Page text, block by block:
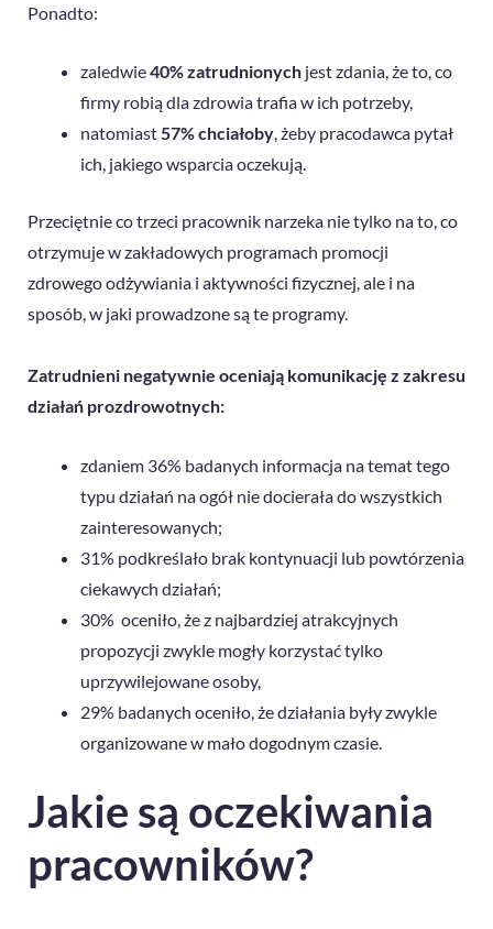
Ponadto:
zaledwie40% zatrudnionych jest zdania, że to, co
firmy robią dla zdrowia trafia w ich potrzeby,
natomiast57% chciałoby, żeby pracodawca pytał
ich, jakiego wsparcia oczekują.
Przeciętnie co trzeci pracownik narzeka nie tylko na to, co
otrzymuje w zakładowych programach promocji
zdrowego odżywiania i aktywności fizycznej, ale i na
sposób, w jaki prowadzone są te programy.
Zatrudnieni negatywnie oceniają komunikację z zakresu
działań prozdrowotnych:
zdaniem 36% badanych informacja na temat tego
typu działań na ogół nie docierała do wszystkich
zainteresowanych;
31% podkreślało brak kontynuacji lub powtórzenia
ciekawych działań;
30% oceniło, że z najbardziej atrakcyjnych
propozycji zwykle mogły korzystać tylko
uprzywilejowane osoby,
29% badanych oceniło, że działania były zwykle
organizowane w mało dogodnym czasie.
Jakie są oczekiwania
pracowników?